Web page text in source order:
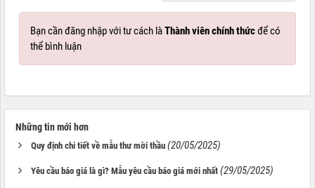
Bạn cần đăng nhập với tư cách làThành viên chính thứcđể có
thể bình luận
Những tin mới hơn
Quy định chi tiết về mẫu thư mời thầu (20/05/2025)
Yêu cầu báo giá là gì? Mẫu yêu cầu báo giá mới nhất (29/05/2025)